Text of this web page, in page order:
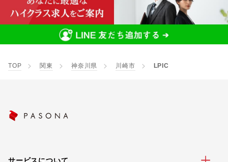
TOP 関東 神奈川県 川崎市 LPIC
サービスについて